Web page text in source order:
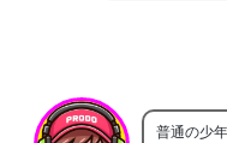
普通の少